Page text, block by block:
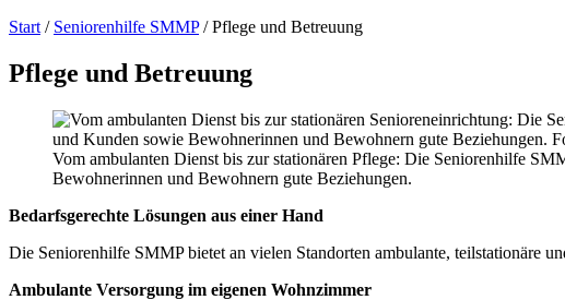
Start / Seniorenhilfe SMMP /Pflege und Betreuung
Pflege und Betreuung
Vom ambulanten Dienst bis zur stationären Pflege: Die Seniorenhilfe
Bewohnerinnen und Bewohnern gute Beziehungen.
Bedarfsgerechte Lösungen aus einer Hand
Die Seniorenhilfe SMMP bietet an vielen Standorten ambulante, teilstationäre
Ambulante Versorgung im eigenen Wohnzimmer